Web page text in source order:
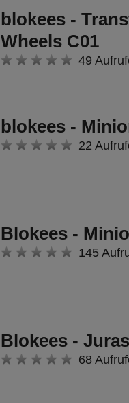
blokees -
Wheels C01
49
blokees -
22
Blokees -
145
Blokees -
68